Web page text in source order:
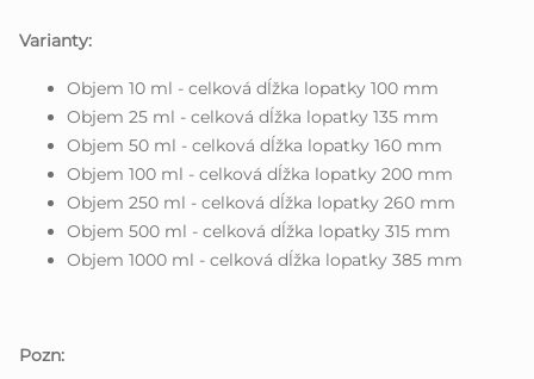
Varianty:
Objem 10 ml - celková dĺžka lopatky 100 mm
Objem 25 ml - celková dĺžka lopatky 135 mm
Objem 50 ml - celková dĺžka lopatky 160 mm
Objem 100 ml - celková dĺžka lopatky 200 mm
Objem 250 ml - celková dĺžka lopatky 260 mm
Objem 500 ml - celková dĺžka lopatky 315 mm
Objem 1000 ml - celková dĺžka lopatky 385 mm
Pozn: